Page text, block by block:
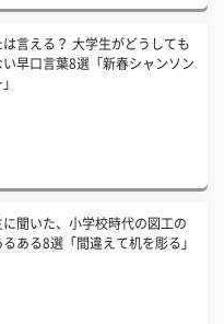
は言える？ 大学生がどうしても
い早口言葉8選「新春シャンソン
に聞いた、小学校時代の図工の
るある8選「間違えて机を彫る」